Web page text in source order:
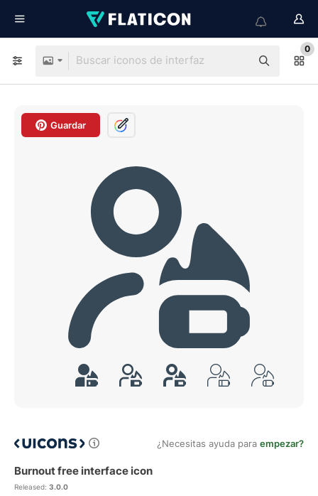
0
Guardar
¿Necesitas ayuda para empezar?
Burnout free interface icon
Released: 3.0.0